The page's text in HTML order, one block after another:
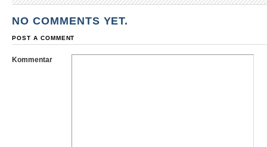
NO COMMENTS YET.
POST A COMMENT
Kommentar